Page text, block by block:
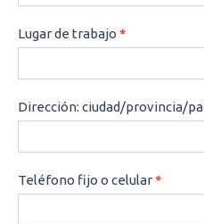
Lugar de trabajo *
Dirección: ciudad/provincia/
Teléfono fijo o celular*